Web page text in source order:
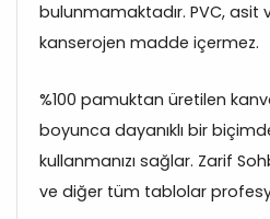
bulunmamaktadır. PVC, asit
kanserojen madde içermez.
%100 pamuktan üretilen
boyunca dayanıklı bir
kullanmanızı sağlar. Zarif
ve diğer tüm tablolar